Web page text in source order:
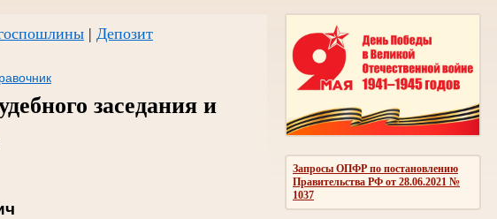
Запросы ОПФР по постановлению
Правительства РФ от 28.06.2021 №
1037
| Депозит
заседания и